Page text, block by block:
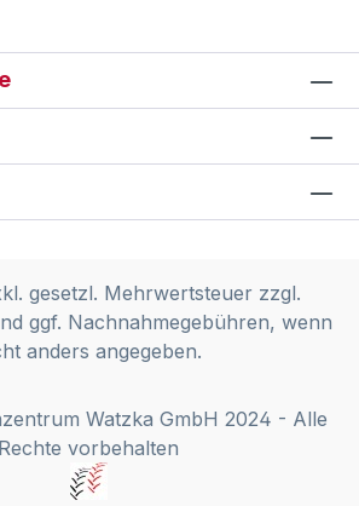
gesetzl. Mehrwertsteuer zzgl.
ggf. Nachnahmegebühren, wenn
anders angegeben.
Watzka GmbH 2024 - Alle
Rechte vorbehalten